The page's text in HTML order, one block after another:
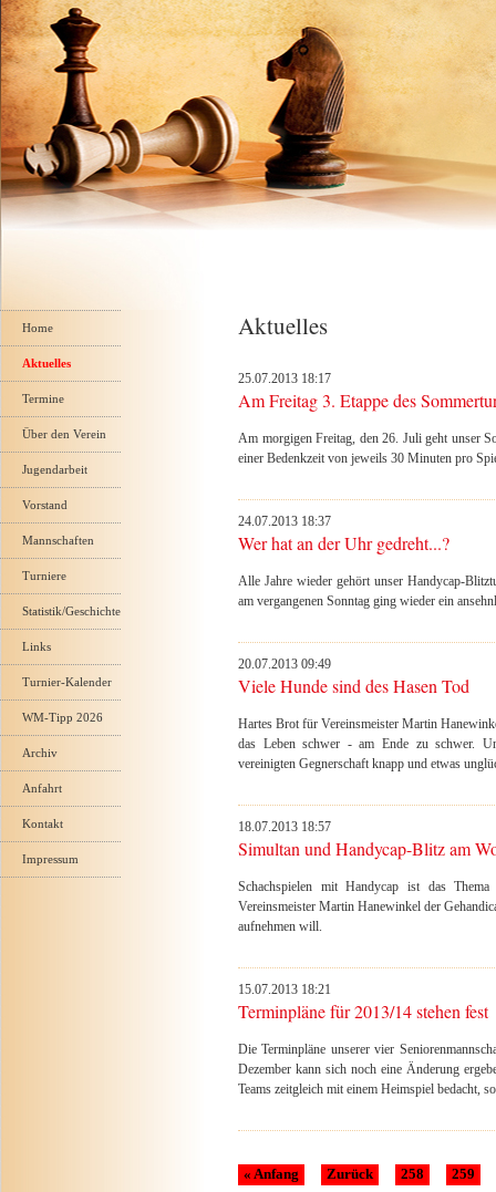
Aktuelles
25.07.2013 18:17
Am Freitag 3. Etappe des
Am morgigen Freitag, den 26. Juli geht unser
einer Bedenkzeit von jeweils 30 Minuten pro
24.07.2013 18:37
Wer hat an der Uhr gedreht...?
Alle Jahre wieder gehört unser Handycap-
am vergangenen Sonntag ging wieder ein
20.07.2013 09:49
Viele Hunde sind des Hasen Tod
Hartes Brot für Vereinsmeister Martin
das Leben schwer - am Ende zu schwer.
vereinigten Gegnerschaft knapp und etwas
18.07.2013 18:57
Simultan und Handycap-Blitz am
Schachspielen mit Handycap ist das
Vereinsmeister Martin Hanewinkel der
aufnehmen will.
15.07.2013 18:21
Terminpläne für 2013/14 stehen fest
Die Terminpläne unserer vier
Dezember kann sich noch eine Änderung
Teams zeitgleich mit einem Heimspiel bedacht,
« Anfang Zurück 258 259
Navigation
überspringen
Home
Aktuelles
Termine
Über den Verein
Jugendarbeit
Vorstand
Mannschaften
Turniere
Statistik/Geschichte
Links
Turnier-Kalender
WM-Tipp 2026
Archiv
Anfahrt
Kontakt
Impressum